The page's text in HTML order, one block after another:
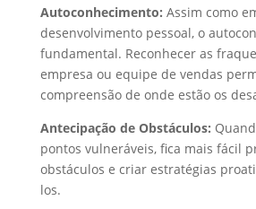
Autoconhecimento: Assim como
desenvolvimento pessoal, o
fundamental. Reconhecer as
empresa ou equipe de vendas
compreensão de onde estão os
Antecipação de Obstáculos:
pontos vulneráveis, fica mais fácil
obstáculos e criar estratégias
los.